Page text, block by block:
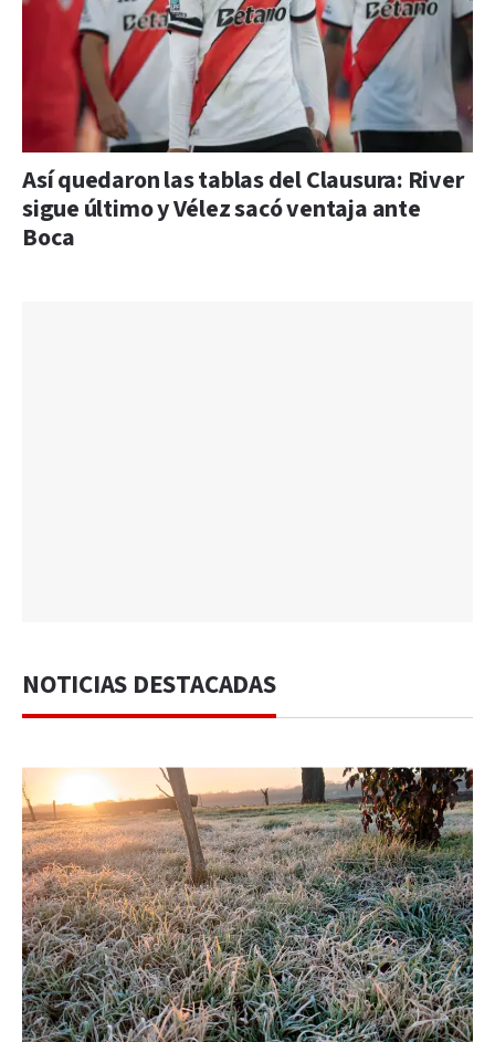
Así quedaron las tablas del Clausura: River
sigue último y Vélez sacó ventaja ante
Boca
NOTICIAS DESTACADAS